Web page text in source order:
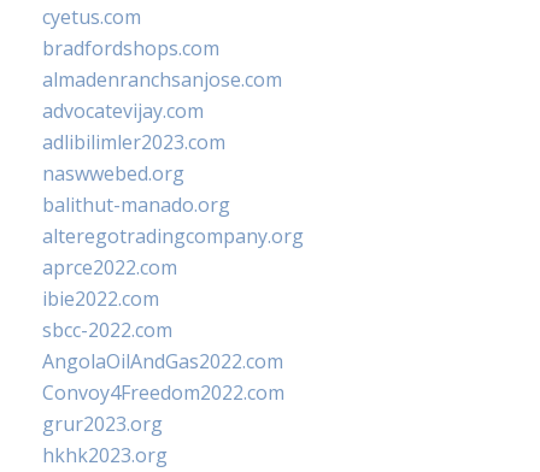
cyetus.com
bradfordshops.com
almadenranchsanjose.com
advocatevijay.com
adlibilimler2023.com
naswwebed.org
balithut-manado.org
alteregotradingcompany.org
aprce2022.com
ibie2022.com
sbcc-2022.com
AngolaOilAndGas2022.com
Convoy4Freedom2022.com
grur2023.org
hkhk2023.org